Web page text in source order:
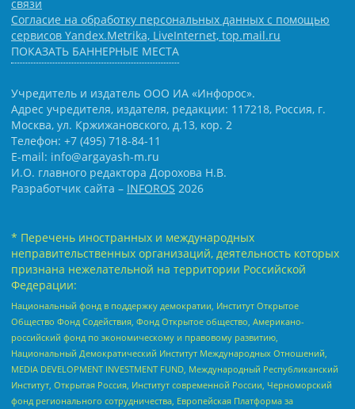
связи
Согласие на обработку персональных данных с помощью
сервисов Yandex.Metrika, LiveInternet, top.mail.ru
ПОКАЗАТЬ БАННЕРНЫЕ МЕСТА
Учредитель и издатель ООО ИА «Инфорос».
Адрес учредителя, издателя, редакции: 117218, Россия, г.
Москва, ул. Кржижановского, д.13, кор. 2
Телефон: +7 (495) 718-84-11
E-mail: info@argayash-m.ru
И.О. главного редактора Дорохова Н.В.
Разработчик сайта – INFOROS 2026
* Перечень иностранных и международных
неправительственных организаций, деятельность которых
признана нежелательной на территории Российской
Федерации:
Национальный фонд в поддержку демократии, Институт Открытое
Общество Фонд Содействия, Фонд Открытое общество, Американо-
российский фонд по экономическому и правовому развитию,
Национальный Демократический Институт Международных Отношений,
MEDIA DEVELOPMENT INVESTMENT FUND, Международный Республиканский
Институт, Открытая Россия, Институт современной России, Черноморский
фонд регионального сотрудничества, Европейская Платформа за